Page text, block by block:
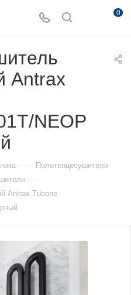
0
Antrax
NEOP
— Полотенцесушители
—
Antrax Tubone